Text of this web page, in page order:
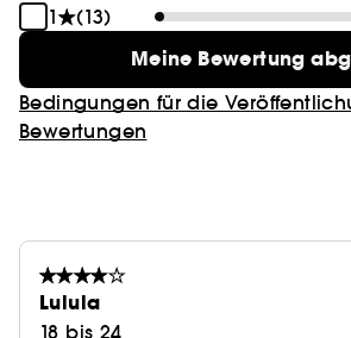
Cocktail aus Früchten und
Ergebnis? Eine sofortige und
Feuchtigkeitsversorgung (bis zu +
Stunden(2)) und gezielte Vorteile.
Glow verstärken oder die Haut
der SEPHORA COLLECTION
Eine feuchtigkeitsspendende
1
(13)
Meine Bewertung
Bedingungen für die
Bewertungen
Lulula
18 bis 24